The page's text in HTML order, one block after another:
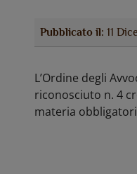
Pubblicato il: 11
L’Ordine degli
riconosciuto n. 4
materia